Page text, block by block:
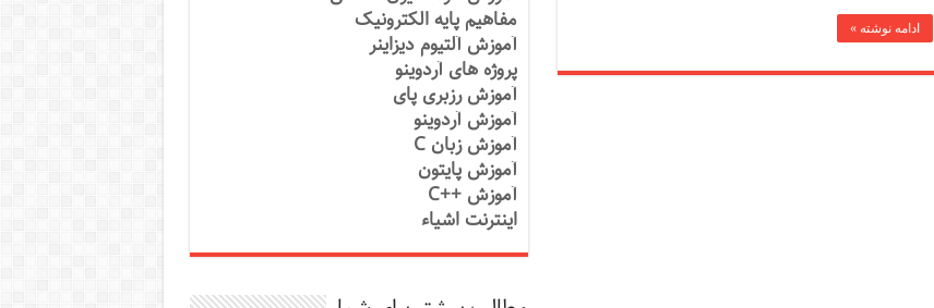
ادامه نوشته » مفاهیم پایه الکترونیک
آموزش آلتیوم دیزاینر
پروژه های آردوینو
آموزش رزبری پای
آموزش آردوینو
آموزش زبان C
آموزش پایتون
آموزش ++C
اینترنت اشیاء